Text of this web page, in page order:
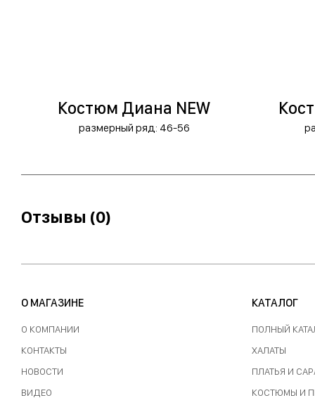
Костюм Диана NEW
размерный ряд: 46-56
Отзывы (0)
О МАГАЗИНЕ
О КОМПАНИИ
КОНТАКТЫ
НОВОСТИ
ВИДЕО
КАТАЛОГ
ПОЛНЫЙ
ХАЛАТЫ
ПЛАТЬЯ И
КОСТЮМЫ И